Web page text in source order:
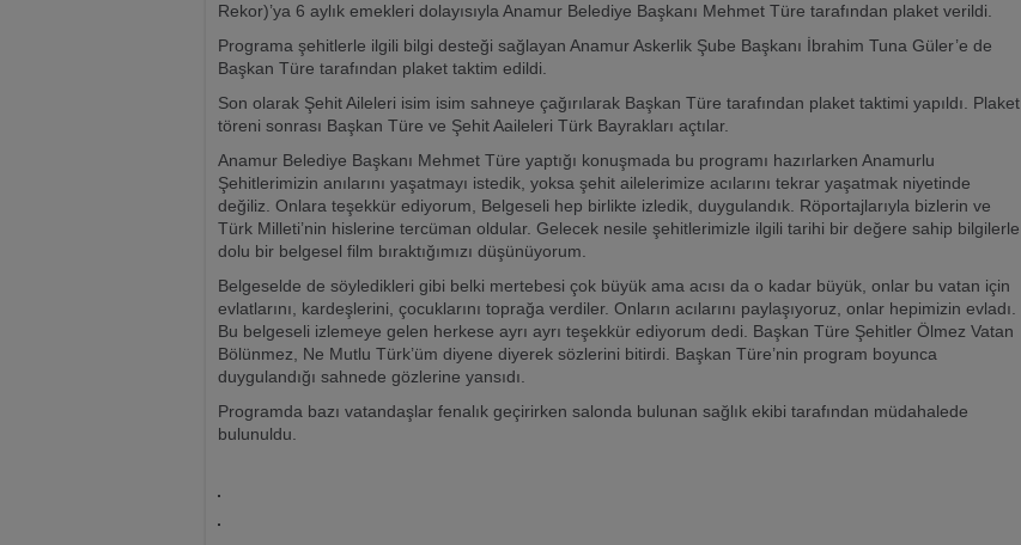
Rekor)’ya 6 aylık emekleri dolayısıyla Anamur Belediye Başkanı Mehmet Türe tarafından plaket verildi.
Programa şehitlerle ilgili bilgi desteği sağlayan Anamur Askerlik Şube Başkanı İbrahim Tuna Güler’e de
Başkan Türe tarafından plaket taktim edildi.
Son olarak Şehit Aileleri isim isim sahneye çağırılarak Başkan Türe tarafından plaket taktimi yapıldı. Plaket
töreni sonrası Başkan Türe ve Şehit Aaileleri Türk Bayrakları açtılar.
Anamur Belediye Başkanı Mehmet Türe yaptığı konuşmada bu programı hazırlarken Anamurlu
Şehitlerimizin anılarını yaşatmayı istedik, yoksa şehit ailelerimize acılarını tekrar yaşatmak niyetinde
değiliz. Onlara teşekkür ediyorum, Belgeseli hep birlikte izledik, duygulandık. Röportajlarıyla bizlerin ve
Türk Milleti’nin hislerine tercüman oldular. Gelecek nesile şehitlerimizle ilgili tarihi bir değere sahip bilgilerle
dolu bir belgesel film bıraktığımızı düşünüyorum.
Belgeselde de söyledikleri gibi belki mertebesi çok büyük ama acısı da o kadar büyük, onlar bu vatan için
evlatlarını, kardeşlerini, çocuklarını toprağa verdiler. Onların acılarını paylaşıyoruz, onlar hepimizin evladı.
Bu belgeseli izlemeye gelen herkese ayrı ayrı teşekkür ediyorum dedi. Başkan Türe Şehitler Ölmez Vatan
Bölünmez, Ne Mutlu Türk’üm diyene diyerek sözlerini bitirdi. Başkan Türe’nin program boyunca
duygulandığı sahnede gözlerine yansıdı.
Programda bazı vatandaşlar fenalık geçirirken salonda bulunan sağlık ekibi tarafından müdahalede
bulunuldu.